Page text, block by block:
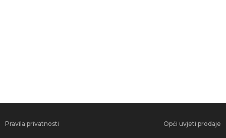
Pravila privatnosti Opći uvjeti prodaje